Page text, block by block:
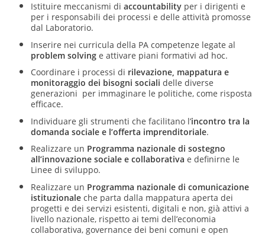
Istituire meccanismi di accountability per i dirigenti e
per i responsabili dei processi e delle attività promosse
dal Laboratorio.
Inserire nei curricula della PA competenze legate al
problem solving e attivare piani formativi ad hoc.
Coordinare i processi di rilevazione, mappatura e
monitoraggio dei bisogni sociali delle diverse
generazioni per immaginare le politiche, come risposta
efficace.
Individuare gli strumenti che facilitano l’incontro tra la
domanda sociale e l’offerta imprenditoriale.
Realizzare un Programma nazionale di sostegno
all’innovazione sociale e collaborativa e definirne le
Linee di sviluppo.
Realizzare un Programma nazionale di comunicazione
istituzionale che parta dalla mappatura aperta dei
progetti e dei servizi esistenti, digitali e non, già attivi a
livello nazionale, rispetto ai temi dell’economia
collaborativa, governance dei beni comuni e open